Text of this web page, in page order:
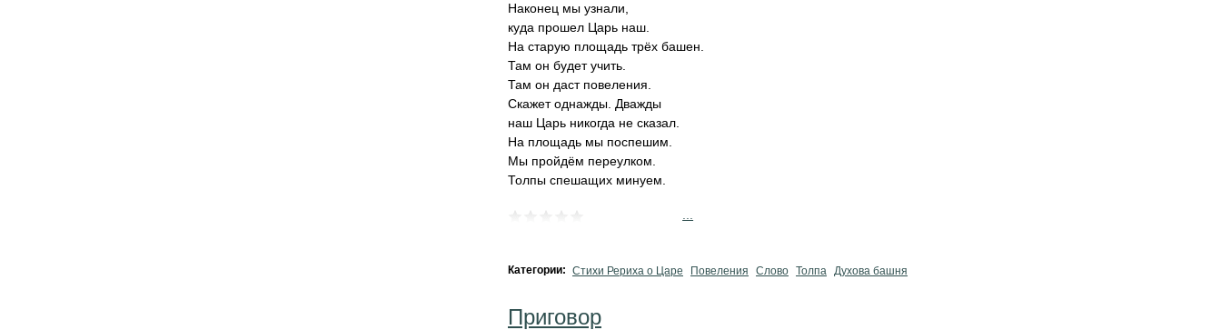
Наконец мы узнали,
куда прошел Царь наш.
На старую площадь трёх башен.
Там он будет учить.
Там он даст повеления.
Скажет однажды. Дважды
наш Царь никогда не сказал.
На площадь мы поспешим.
Мы пройдём переулком.
Толпы спешащих минуем.
Категории: Стихи Рериха о Царе Повеления Слово Толпа Духова башня
Приговор